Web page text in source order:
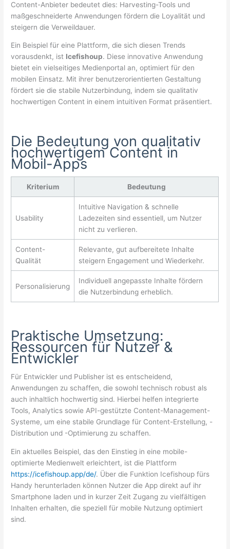
Content-Anbieter bedeutet dies: Harvesting-Tools und
maßgeschneiderte Anwendungen fördern die Loyalität und
steigern die Verweildauer.
Ein Beispiel für eine Plattform, die sich diesen Trends
vorausdenkt, ist Icefishoup. Diese innovative Anwendung
bietet ein vielseitiges Medienportal an, optimiert für den
mobilen Einsatz. Mit ihrer benutzerorientierten Gestaltung
fördert sie die stabile Nutzerbindung, indem sie qualitativ
hochwertigen Content in einem intuitiven Format präsentiert.
Die Bedeutung von qualitativ
hochwertigem Content in
Mobil-Apps
Kriterium Bedeutung
Usability
Intuitive Navigation & schnelle
Ladezeiten sind essentiell, um Nutzer
nicht zu verlieren.
Content-
Qualität
Relevante, gut aufbereitete Inhalte
steigern Engagement und Wiederkehr.
Personalisierung
Individuell angepasste Inhalte fördern
die Nutzerbindung erheblich.
Praktische Umsetzung:
Ressourcen für Nutzer &
Entwickler
Für Entwickler und Publisher ist es entscheidend,
Anwendungen zu schaffen, die sowohl technisch robust als
auch inhaltlich hochwertig sind. Hierbei helfen integrierte
Tools, Analytics sowie API-gestützte Content-Management-
Systeme, um eine stabile Grundlage für Content-Erstellung, -
Distribution und -Optimierung zu schaffen.
Ein aktuelles Beispiel, das den Einstieg in eine mobile-
optimierte Medienwelt erleichtert, ist die Plattform
https://icefishoup.app/de/. Über die Funktion Icefishoup fürs
Handy herunterladen können Nutzer die App direkt auf ihr
Smartphone laden und in kurzer Zeit Zugang zu vielfältigen
Inhalten erhalten, die speziell für mobile Nutzung optimiert
sind.